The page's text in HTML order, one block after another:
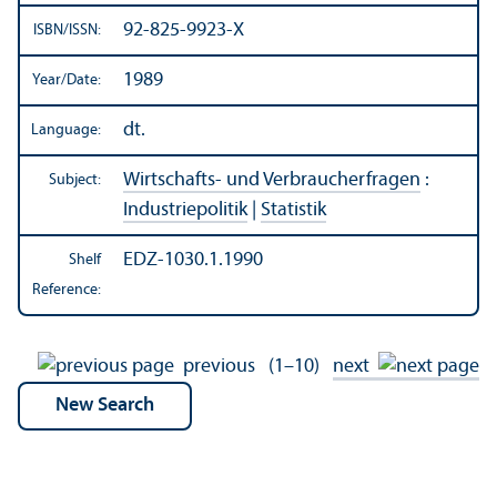
ISBN/ISSN: 92-825-9923-X
Year/Date: 1989
Language: dt.
Subject: Wirtschafts- und Verbraucherfragen :
Industriepolitik| Statistik
Shelf
Reference:
EDZ-1030.1.1990
previous (1–10) next